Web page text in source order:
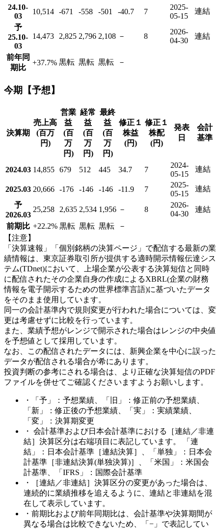
24.10-
03
10,514 -671 -558 -501 -40.7 7
2025-
05-15
連結
予
25.10-
03
14,473 2,825 2,796 2,108 － 8
2026-
04-30
連結
前年同
期比
+37.7% 黒転 黒転 黒転 －
今期【予想】
決算期
売上高
(百万
円)
営業
益
(百
万
円)
経常
益
(百
万
円)
最終
益
(百
万
円)
修正１
株益
(円)
修正１
株配
(円)
発表
日
会計
基準
2024.03 14,855 679 512 445 34.7 7
2024-
05-15
連結
2025.03 20,666 -176 -146 -146 -11.9 7
2025-
05-15
連結
予
2026.03
25,258 2,635 2,534 1,956 － 8
2026-
04-30
連結
前期比 +22.2% 黒転 黒転 黒転
－
【注意】
「決算速報」「個別銘柄の決算ページ」で配信する最新の業
績情報は、東京証券取引所が提供する適時開示情報伝達シス
テム(TDnet)において、上場企業が公表する決算短信と同時
に配信されたその企業自身の作成によるXBRL(企業の財務
情報を電子開示するための世界標準言語)に基づいたデータ
をそのまま使用しています。
同一の会計基準内で規則変更が行われた場合については、変
更は考慮せずに比較を行っています。
また、業績予想がレンジで開示された場合はレンジの中央値
を予想値として採用しています。
なお、この配信されたデータには、新興企業を中心に誤った
データが配信される場合が希にあります。
投資判断の参考にされる場合は、より正確な決算短信のPDF
ファイルを併せてご確認くださいますようお願いします。
・「予」：予想業績、「旧」：修正前の予想業績、
「新」：修正後の予想業績、「実」：実績業績、
「変」：決算期変更
・ 会計基準および日本会計基準における［連結／非連
結］決算区分は右端項目に表記しています。 「連
結」：日本会計基準［連結決算］、「単独」：日本会
計基準［非連結決算(単独決算)］、「米国」：米国会
計基準、「IFRS」：国際会計基準
・［連結／非連結］決算区分の変更があった場合は、
連続的に業績推移を追えるように、連結と非連結を混
在して表示しています。
・前期比および前年同期比は、会計基準や決算期間が
異なる場合は比較できないため、「−」で表記してい